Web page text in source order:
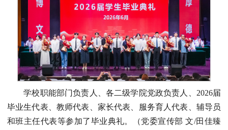
学校职能部门负责人、各二级学院党政负责人、2026届
毕业生代表、教师代表、家长代表、服务育人代表、辅导员
和班主任代表等参加了毕业典礼。（党委宣传部 文/田佳臻